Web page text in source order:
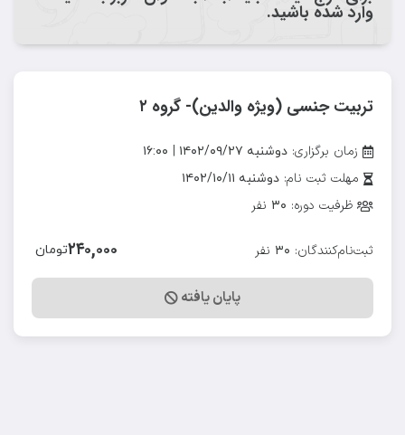
وارد شده باشید.
تربیت جنسی (ویژه والدین)- گروه ۲
زمان برگزاری: دوشنبه ۱۴۰۲/۰۹/۲۷ | ۱۶:۰۰
مهلت ثبت نام: دوشنبه ۱۴۰۲/۱۰/۱۱
ظرفیت دوره: ۳۰ نفر
ثبت‌نام‌کنندگان: ۳۰ نفر ۲۴۰,۰۰۰تومان
پایان یافته